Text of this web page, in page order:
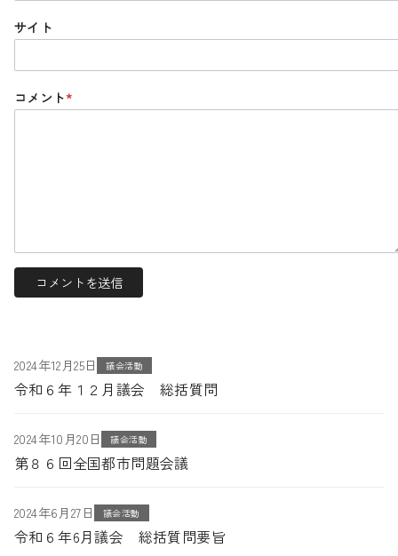
サイト
コメント*
2024年12月25日 議会活動
令和６年１２月議会 総括質問
2024年10月20日 議会活動
第８６回全国都市問題会議
2024年6月27日 議会活動
令和６年6月議会 総括質問要旨